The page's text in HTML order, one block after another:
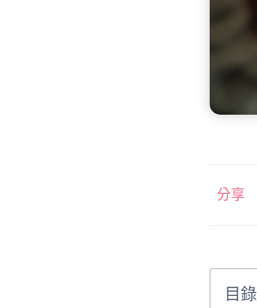
分享
目錄